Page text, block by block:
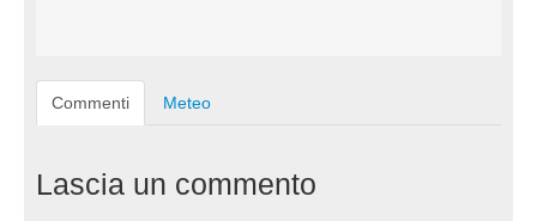
Commenti Meteo
Lascia un commento